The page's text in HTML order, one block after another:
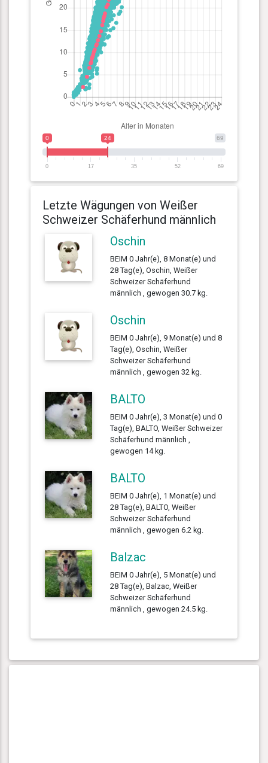
69
0 24
0 17 35 52 69
Letzte Wägungen von Weißer
Schweizer Schäferhund männlich
Oschin
BEIM 0 Jahr(e), 8 Monat(e) und
28 Tag(e), Oschin, Weißer
Schweizer Schäferhund
männlich , gewogen 30.7 kg.
Oschin
BEIM 0 Jahr(e), 9 Monat(e) und 8
Tag(e), Oschin, Weißer
Schweizer Schäferhund
männlich , gewogen 32 kg.
BALTO
BEIM 0 Jahr(e), 3 Monat(e) und 0
Tag(e), BALTO, Weißer Schweizer
Schäferhund männlich ,
gewogen 14 kg.
BALTO
BEIM 0 Jahr(e), 1 Monat(e) und
28 Tag(e), BALTO, Weißer
Schweizer Schäferhund
männlich , gewogen 6.2 kg.
Balzac
BEIM 0 Jahr(e), 5 Monat(e) und
28 Tag(e), Balzac, Weißer
Schweizer Schäferhund
männlich , gewogen 24.5 kg.